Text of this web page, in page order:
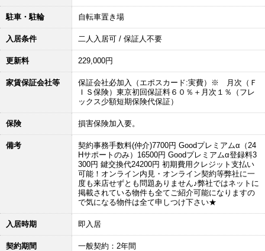
駐車・駐輪 自転車置き場
入居条件 二人入居可 / 保証人不要
更新料 229,000円
家賃保証会社等
保証会社必加入（エポスカード:実費）※ 月次（Ｆ
ＩＳ保険）東京初回保証料６０％＋月次１％（フレ
ックス少額短期保険代保証）
保険 損害保険加入要。
備考
契約事務手数料(仲介)7700円 Goodプレミアムα（24
Hサポートのみ）16500円 Goodプレミアムα登録料3
300円 鍵交換代24200円 初期費用クレジット支払い
可能！オンライン内見・オンライン契約等弊社に一
度も来店せずとも問題ありません♪弊社ではネットに
掲載されている物件も全てご紹介可能になりますの
で気になる物件は全て申しつけ下さい★
入居時期 即入居
契約期間 一般契約：2年間